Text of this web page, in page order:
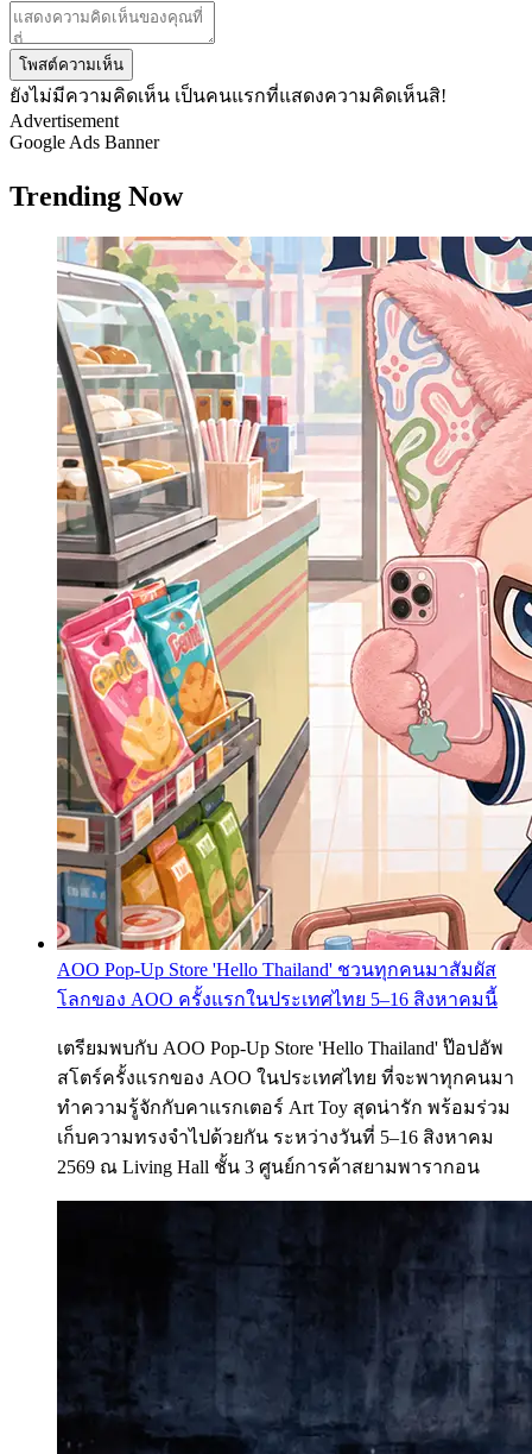
โพสต์ความเห็น
ยังไม่มีความคิดเห็น เป็นคนแรกที่แสดงความคิดเห็นสิ!
Advertisement
Google Ads Banner
Trending Now
AOO Pop-Up Store 'Hello Thailand' ชวนทุกคนมาสัมผัส
โลกของ AOO ครั้งแรกในประเทศไทย 5–16 สิงหาคมนี้
เตรียมพบกับ AOO Pop-Up Store 'Hello Thailand' ป๊อปอัพ
สโตร์ครั้งแรกของ AOO ในประเทศไทย ที่จะพาทุกคนมา
ทำความรู้จักกับคาแรกเตอร์ Art Toy สุดน่ารัก พร้อมร่วม
เก็บความทรงจำไปด้วยกัน ระหว่างวันที่ 5–16 สิงหาคม
2569 ณ Living Hall ชั้น 3 ศูนย์การค้าสยามพารากอน